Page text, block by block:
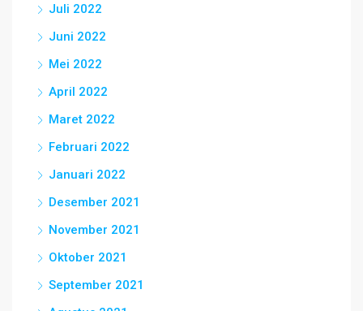
Juli 2022
Juni 2022
Mei 2022
April 2022
Maret 2022
Februari 2022
Januari 2022
Desember 2021
November 2021
Oktober 2021
September 2021